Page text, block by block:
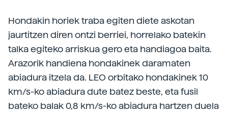
Hondakin horiek traba egiten diete askotan
jaurtitzen diren ontzi berriei, horrelako batekin
talka egiteko arriskua gero eta handiagoa baita.
Arazorik handiena hondakinek daramaten
abiadura itzela da. LEO orbitako hondakinek 10
km/s-ko abiadura dute batez beste, eta fusil
bateko balak 0,8 km/s-ko abiadura hartzen duela